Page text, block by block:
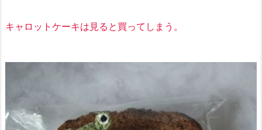
キャロットケーキは見ると買ってしまう。